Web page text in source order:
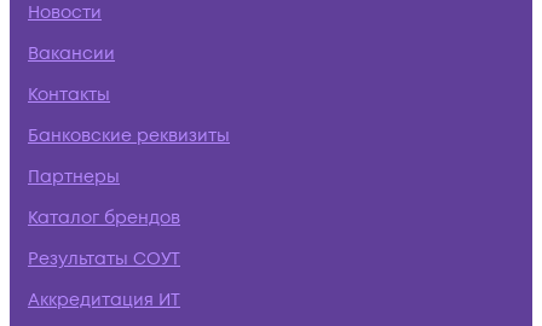
Новости
Вакансии
Контакты
Банковские реквизиты
Партнеры
Каталог брендов
Результаты СОУТ
Аккредитация ИТ